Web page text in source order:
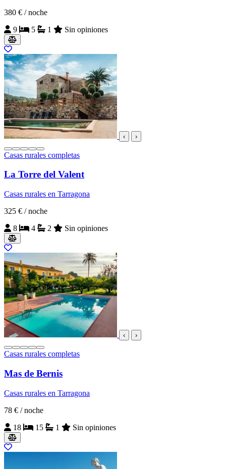
380 € / noche
9
5 1 Sin opiniones
‹ ›
Casas rurales completas
La Torre del Valent
Casas rurales en Tarragona
325 € / noche
8
4 2 Sin opiniones
‹ ›
Casas rurales completas
Mas de Bernis
Casas rurales en Tarragona
78 € / noche
18
15 1 Sin opiniones